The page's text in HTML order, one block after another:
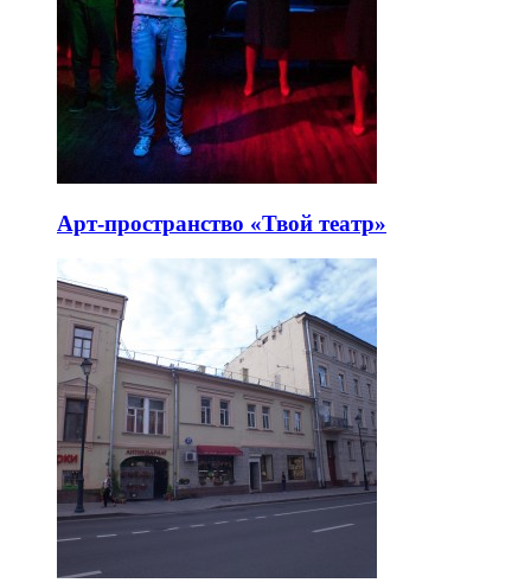
Арт-пространство «Твой театр»